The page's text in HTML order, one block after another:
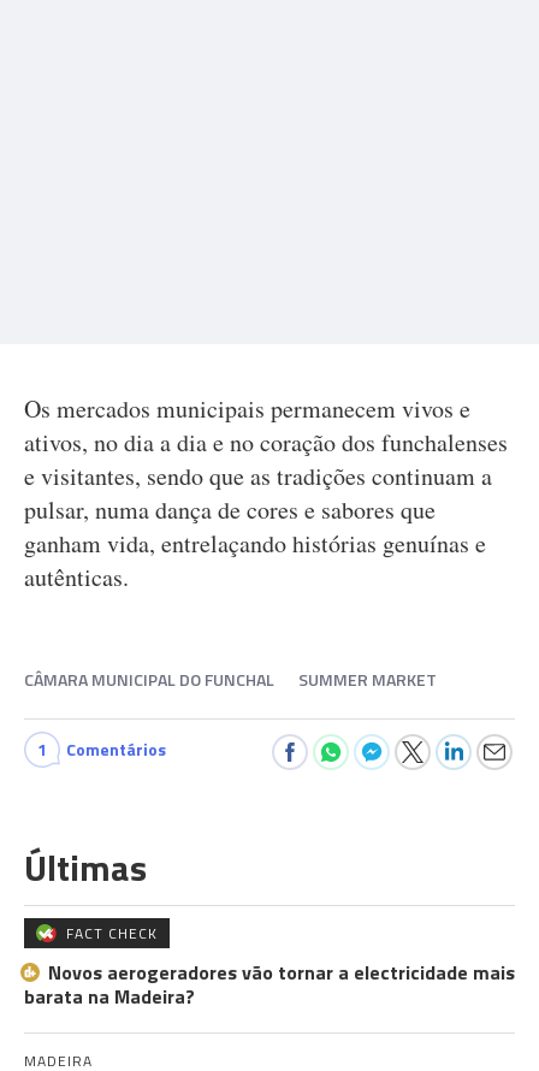
Os mercados municipais permanecem vivos e
ativos, no dia a dia e no coração dos funchalenses
e visitantes, sendo que as tradições continuam a
pulsar, numa dança de cores e sabores que
ganham vida, entrelaçando histórias genuínas e
autênticas.
CÂMARA MUNICIPAL DO FUNCHAL SUMMER MARKET
1 Comentários
Últimas
FACT CHECK
Novos aerogeradores vão tornar a electricidade mais
barata na Madeira?
MADEIRA